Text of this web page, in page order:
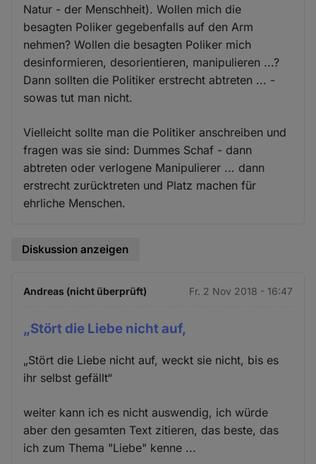
Natur - der Menschheit). Wollen mich die
besagten Poliker gegebenfalls auf den Arm
nehmen? Wollen die besagten Poliker mich
desinformieren, desorientieren, manipulieren ...?
Dann sollten die Politiker erstrecht abtreten ... -
sowas tut man nicht.
Vielleicht sollte man die Politiker anschreiben und
fragen was sie sind: Dummes Schaf - dann
abtreten oder verlogene Manipulierer ... dann
erstrecht zurücktreten und Platz machen für
ehrliche Menschen.
Diskussion anzeigen
Andreas (nicht überprüft) Fr. 2 Nov 2018 - 16:47
„Stört die Liebe nicht auf,
„Stört die Liebe nicht auf, weckt sie nicht, bis es
ihr selbst gefällt“
weiter kann ich es nicht auswendig, ich würde
aber den gesamten Text zitieren, das beste, das
ich zum Thema "Liebe" kenne ...